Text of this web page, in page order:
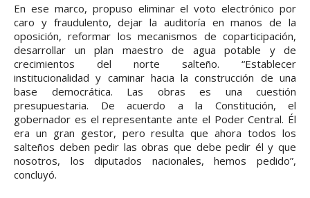
En ese marco, propuso eliminar el voto electrónico por
caro y fraudulento, dejar la auditoría en manos de la
oposición, reformar los mecanismos de coparticipación,
desarrollar un plan maestro de agua potable y de
crecimientos del norte salteño. “Establecer
institucionalidad y caminar hacia la construcción de una
base democrática. Las obras es una cuestión
presupuestaria. De acuerdo a la Constitución, el
gobernador es el representante ante el Poder Central. Él
era un gran gestor, pero resulta que ahora todos los
salteños deben pedir las obras que debe pedir él y que
nosotros, los diputados nacionales, hemos pedido”,
concluyó.